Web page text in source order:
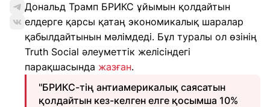
Дональд Трамп БРИКС ұйымын қолдайтын
елдерге қарсы қатаң экономикалық шаралар
қабылдайтынын мәлімдеді. Бұл туралы ол өзінің
Truth Social әлеуметтік желісіндегі
парақшасында жазған.
"БРИКС-тің антиамерикалық саясатын
қолдайтын кез-келген елге қосымша 10%